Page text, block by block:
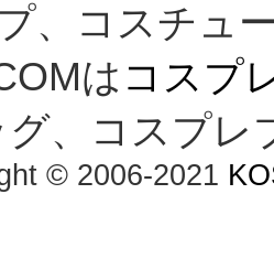
、コスチュ
は コスプ
グ、コスプレ
© 2006-2021